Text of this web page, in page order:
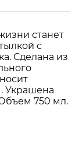
станет
с
Сделана из
Украшена
750 мл.